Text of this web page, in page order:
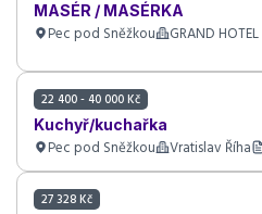
MASÉR / MASÉRKA
Pec pod Sněžkou GRAND
22 400 - 40 000 Kč
Kuchyř/kuchařka
Pec pod Sněžkou Vratislav Říha
27 328 Kč